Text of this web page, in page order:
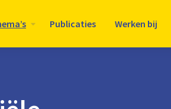
Publicaties Werken bij